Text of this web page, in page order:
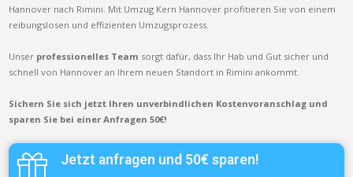
Hannover nach Rimini. Mit Umzug Kern Hannover profitieren Sie von einem
reibungslosen und effizienten Umzugsprozess.
Unser professionelles Team sorgt dafür, dass Ihr Hab und Gut sicher und
schnell von Hannover an Ihrem neuen Standort in Rimini ankommt.
Sichern Sie sich jetzt Ihren unverbindlichen Kostenvoranschlag und
sparen Sie bei einer Anfragen 50€!
Jetzt anfragen und 50€ sparen!